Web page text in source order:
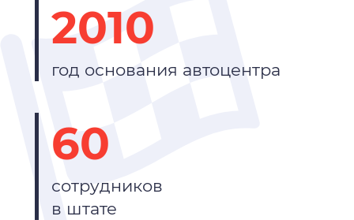
2010
год основания автоцентра
60
сотрудников
в штате